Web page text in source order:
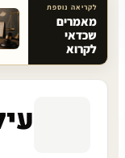
מאמרים קשורים
לקריאה נוספת
מאמרים
שכדאי
לקרוא